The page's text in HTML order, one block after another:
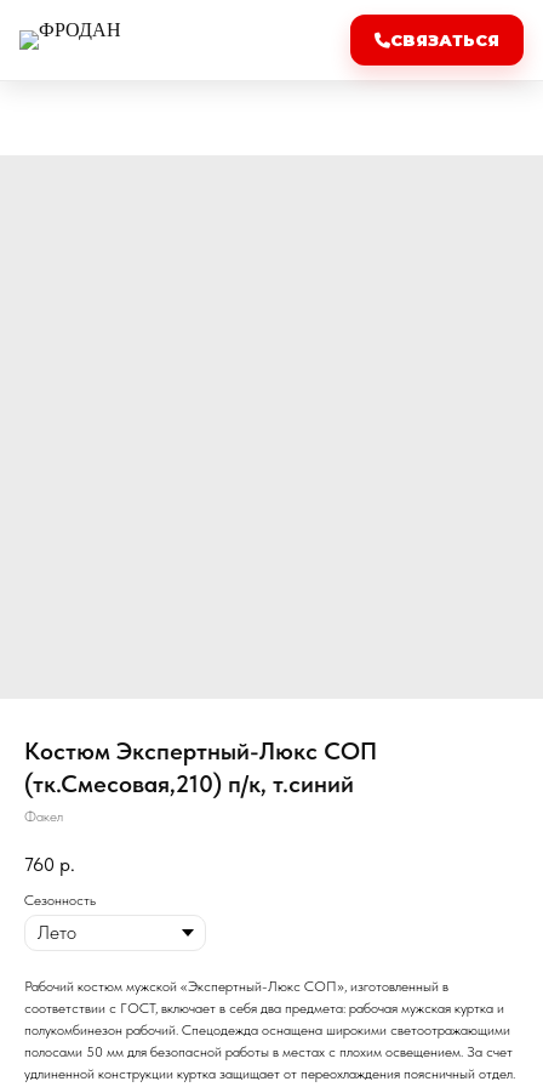
СВЯЗАТЬСЯ
Костюм Экспертный-Люкс СОП
(тк.Смесовая,210) п/к, т.синий
Факел
760 р.
Сезонность
Рабочий костюм мужской «Экспертный-Люкс СОП», изготовленный в
соответствии с ГОСТ, включает в себя два предмета: рабочая мужская куртка и
полукомбинезон рабочий. Спецодежда оснащена широкими светоотражающими
полосами 50 мм для безопасной работы в местах с плохим освещением. За счет
удлиненной конструкции куртка защищает от переохлаждения поясничный отдел.